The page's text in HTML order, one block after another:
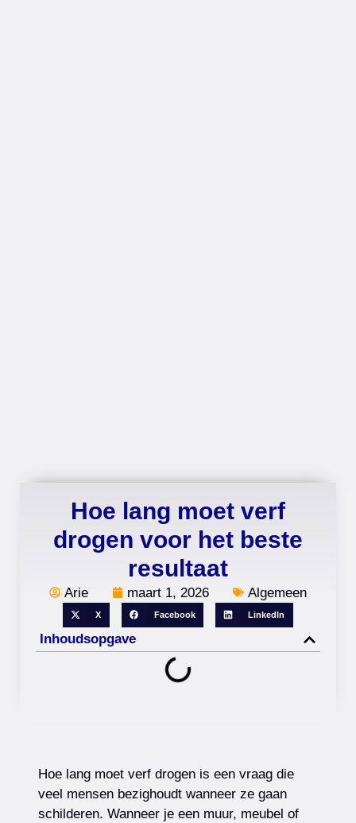
Hoe lang moet verf
drogen voor het beste
resultaat
Arie maart 1, 2026 Algemeen
X Facebook LinkedIn
Inhoudsopgave
Hoe lang moet verf drogen is een vraag die
veel mensen bezighoudt wanneer ze gaan
schilderen. Wanneer je een muur, meubel of